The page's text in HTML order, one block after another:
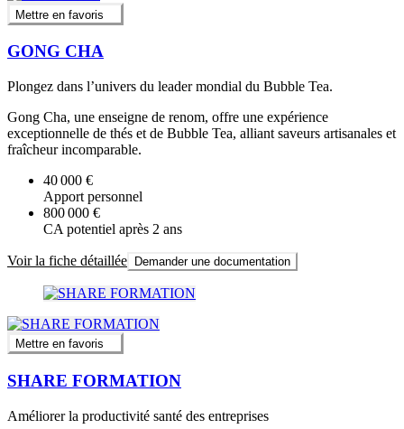
Mettre en favoris
GONG CHA
Plongez dans l’univers du leader mondial du Bubble Tea.
Gong Cha, une enseigne de renom, offre une expérience
exceptionnelle de thés et de Bubble Tea, alliant saveurs artisanales et
fraîcheur incomparable.
40 000 €
Apport personnel
800 000 €
CA potentiel après 2 ans
Voir la fiche détaillée Demander une documentation
Mettre en favoris
SHARE FORMATION
Améliorer la productivité santé des entreprises